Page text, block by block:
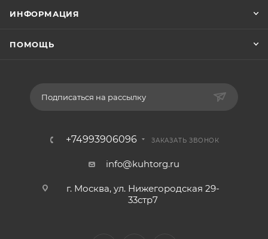
ИНФОРМАЦИЯ
ПОМОЩЬ
Подписаться на рассылку
+74993906096 ЗАКАЗАТЬ ЗВОНОК
info@kuhtorg.ru
г. Москва, ул. Нижегородская 29-
33стр7